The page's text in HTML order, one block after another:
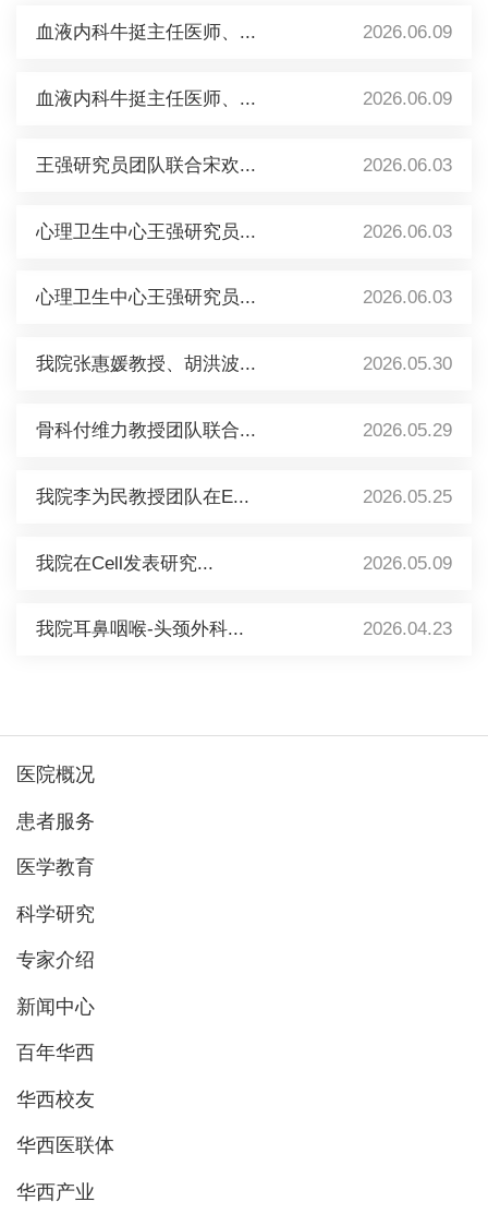
血液内科牛挺主任医师、... 2026.06.09
血液内科牛挺主任医师、... 2026.06.09
王强研究员团队联合宋欢... 2026.06.03
心理卫生中心王强研究员... 2026.06.03
心理卫生中心王强研究员... 2026.06.03
我院张惠媛教授、胡洪波... 2026.05.30
骨科付维力教授团队联合... 2026.05.29
我院李为民教授团队在E... 2026.05.25
我院在Cell发表研究... 2026.05.09
我院耳鼻咽喉-头颈外科... 2026.04.23
医院概况
患者服务
医学教育
科学研究
专家介绍
新闻中心
百年华西
华西校友
华西医联体
华西产业